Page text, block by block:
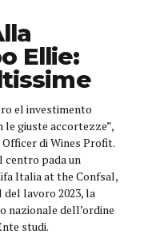
Ellie:
el investimento
giuste accortezze”,
di Wines Profit.
centro pada un
Italia at the Confsal,
lavoro 2023, la
nazionale dell’ordine
studi.